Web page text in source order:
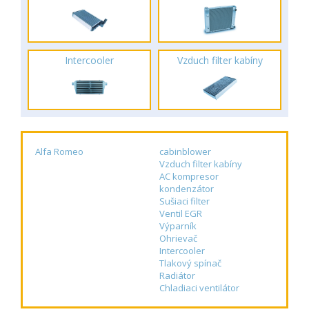
Intercooler Vzduch filter kabíny
Alfa Romeo
cabinblower
Vzduch filter kabíny
AC kompresor
kondenzátor
Sušiaci filter
Ventil EGR
Výparník
Ohrievač
Intercooler
Tlakový spínač
Radiátor
Chladiaci ventilátor